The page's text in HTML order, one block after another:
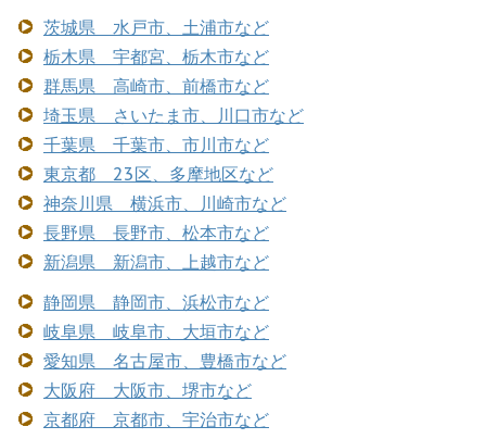
茨城県 水戸市、土浦市など
栃木県 宇都宮、栃木市など
群馬県 高崎市、前橋市など
埼玉県 さいたま市、川口市など
千葉県 千葉市、市川市など
東京都 23区、多摩地区など
神奈川県 横浜市、川崎市など
長野県 長野市、松本市など
新潟県 新潟市、上越市など
静岡県 静岡市、浜松市など
岐阜県 岐阜市、大垣市など
愛知県 名古屋市、豊橋市など
大阪府 大阪市、堺市など
京都府 京都市、宇治市など